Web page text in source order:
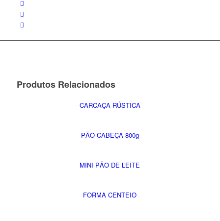
Produtos Relacionados
CARCAÇA RÚSTICA
PÃO CABEÇA 800g
MINI PÃO DE LEITE
FORMA CENTEIO